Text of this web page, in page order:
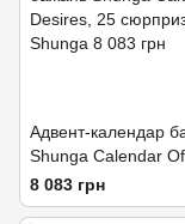
Адвент-календар
Shunga Calendar Of
25 сюрпризів
8 083 грн